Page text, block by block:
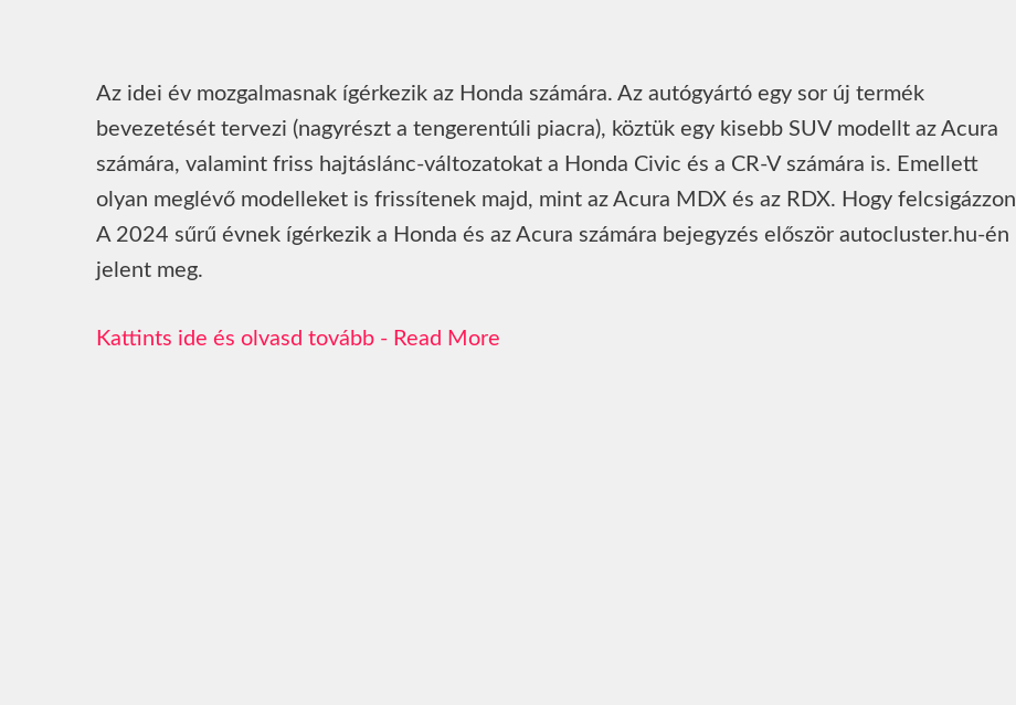
Az idei év mozgalmasnak ígérkezik az Honda számára. Az autógyártó egy sor új termék
bevezetését tervezi (nagyrészt a tengerentúli piacra), köztük egy kisebb SUV modellt az Acura
számára, valamint friss hajtáslánc-változatokat a Honda Civic és a CR-V számára is. Emellett
olyan meglévő modelleket is frissítenek majd, mint az Acura MDX és az RDX. Hogy felcsigázzon
A 2024 sűrű évnek ígérkezik a Honda és az Acura számára bejegyzés először autocluster.hu-én
jelent meg.
Read More